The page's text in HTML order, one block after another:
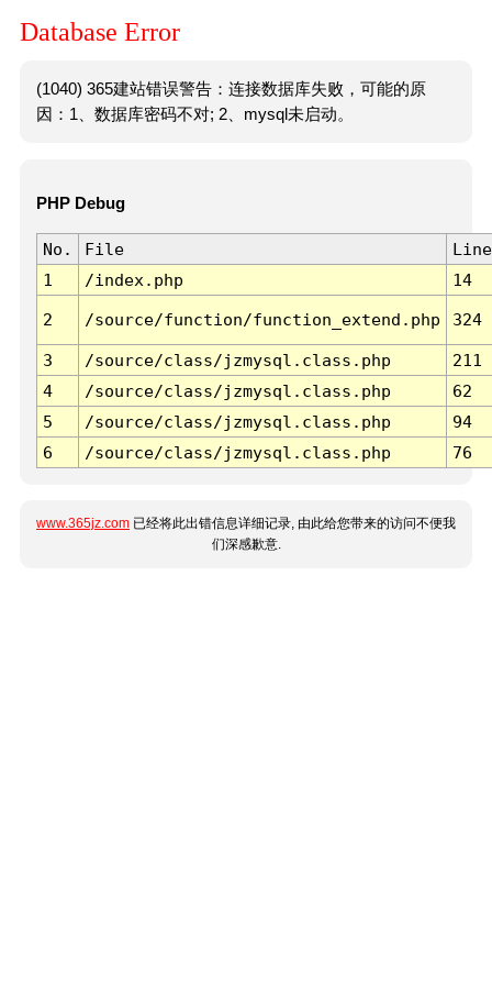
Database Error
(1040) 365建站错误警告：连接数据库失败，可能的原
因：1、数据库密码不对; 2、mysql未启动。
PHP Debug
No. File
Line
1
/index.php 14
2 /source/function/function_extend.php 324
3 /source/class/jzmysql.class.php
211
4
/source/class/jzmysql.class.php
62
5
/source/class/jzmysql.class.php
94
6
/source/class/jzmysql.class.php 76
www.365jz.com 已经将此出错信息详细记录, 由此给您带来的访问不便我
们深感歉意.